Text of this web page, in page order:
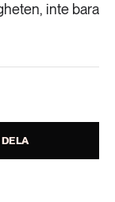
inte bara